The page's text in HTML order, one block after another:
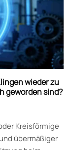
wieder zu
geworden sind?
Kreisförmige
übermäßiger